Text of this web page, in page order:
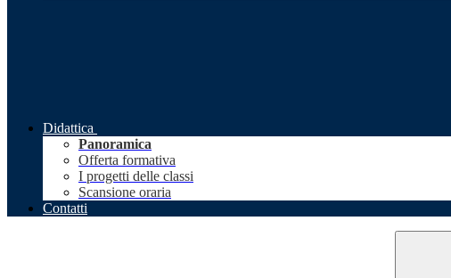
Didattica
Panoramica
Offerta formativa
I progetti delle classi
Scansione oraria
Contatti